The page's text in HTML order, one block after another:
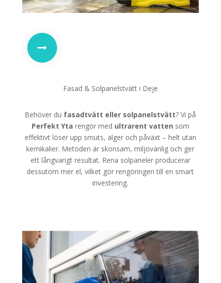
Fasad & Solpanelstvätt i Deje
Behöver du fasadtvätt eller solpanelstvätt? Vi på
Perfekt Yta rengör med ultrarent vatten som
effektivt löser upp smuts, alger och påväxt – helt utan
kemikalier. Metoden är skonsam, miljövänlig och ger
ett långvarigt resultat. Rena solpaneler producerar
dessutom mer el, vilket gör rengöringen till en smart
investering.